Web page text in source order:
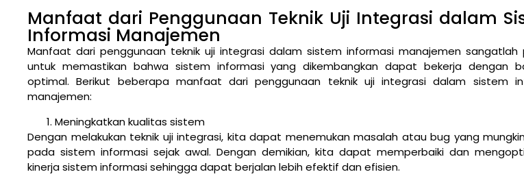
Manfaat dari Penggunaan Teknik Uji Integrasi dalam
Informasi Manajemen
Manfaat dari penggunaan teknik uji integrasi dalam sistem informasi manajemen sangatlah
untuk memastikan bahwa sistem informasi yang dikembangkan dapat bekerja dengan
optimal. Berikut beberapa manfaat dari penggunaan teknik uji integrasi dalam sistem
manajemen:
Meningkatkan kualitas sistem
Dengan melakukan teknik uji integrasi, kita dapat menemukan masalah atau bug yang
pada sistem informasi sejak awal. Dengan demikian, kita dapat memperbaiki dan
kinerja sistem informasi sehingga dapat berjalan lebih efektif dan efisien.